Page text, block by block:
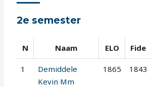
2e semester
N Naam ELO Fide
1
Demiddele
Kevin Mm
1865 1843